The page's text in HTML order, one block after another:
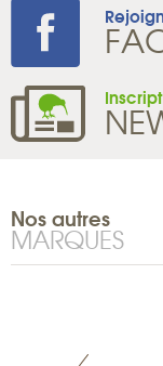
Nos autres
MARQUES